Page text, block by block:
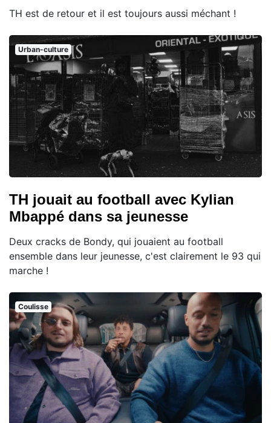
TH est de retour et il est toujours aussi méchant !
Urban-culture
TH jouait au football avec Kylian
Mbappé dans sa jeunesse
Deux cracks de Bondy, qui jouaient au football
ensemble dans leur jeunesse, c'est clairement le 93 qui
marche !
Coulisse